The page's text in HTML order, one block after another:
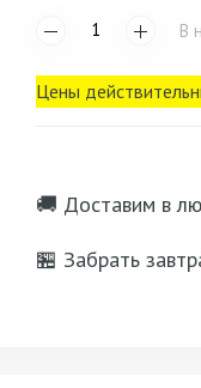
В
Цены
🚚 Доставим в
🏪 Забрать